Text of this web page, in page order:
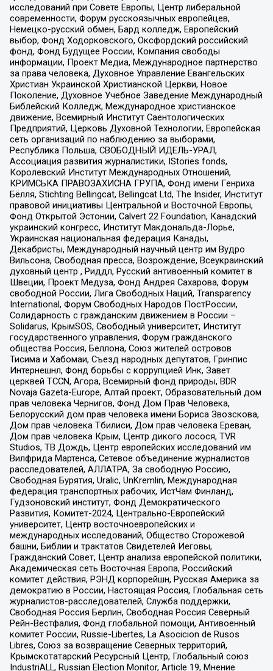
исследований при Совете Европы, Центр либеральной
современности, Форум русскоязычных европейцев,
Немецко-русский обмен, Бард колледж, Европейский
выбор, Фонд Ходорковского, Оксфордский российский
фонд, Фонд Будущее России, Компания свободы
информации, Проект Медиа, Международное партнерство
за права человека, Духовное Управление Евангельских
Христиан Украинской Христианской Церкви, Новое
Поколение, Духовное Учебное Заведение Международный
Библейский Колледж, Международное христианское
движение, Всемирный Институт Саентологических
Предприятий, Церковь Духовной Технологии, Европейская
сеть организаций по наблюдению за выборами,
Республика Польша, СВОБОДНЫЙ ИДЕЛЬ-УРАЛ,
Ассоциация развития журналистики, IStories fonds,
Королевский Институт Международных Отношений,
КРИМСЬКА ПРАВОЗАХИСНА ГРУПА, Фонд имени Генриха
Бёлля, Stichting Bellingcat, Bellingcat Ltd, The Insider, Институт
правовой инициативы Центральной и Восточной Европы,
Фонд Открытой Эстонии, Calvert 22 Foundation, Канадский
украинский конгресс, Институт Макдональда-Лорье,
Украинская национальная федерация Канады,
Декабристы, Международный научный центр им Вудро
Вильсона, Свободная пресса, Возрождение, Всеукраинский
духовный центр , Риддл, Русский антивоенный комитет в
Швеции, Проект Медуза, Фонд Андрея Сахарова, Форум
свободной России, Лига Свободных Наций, Transparеncy
International, Форум Свободных Народов ПостРоссии,
Солидарность с гражданским движением в России –
Solidarus, КрымSOS, Свободный университет, Институт
государственного управления, Форум гражданского
общества Россия, Беллона, Союз жителей островов
Тисима и Хабомаи, Съезд народных депутатов, Гринпис
Интернешнл, Фонд борьбы с коррупцией Инк, Завет
церквей TCCN, Агора, Всемирный фонд природы, BDR
Novaja Gazeta-Europe, Алтай проект, Образовательный дом
прав человека Чернигов, Фонд Дом Прав Человека,
Белорусский дом прав человека имени Бориса Звозскова,
Дом прав человека Тбилиси, Дом прав человека Ереван,
Дом прав человека Крым, Центр дикого лосося, TVR
Studios, ТВ Дождь, Центр европейских исследований им
Вилфрида Мартенса, Сетевое объединение журналистов
расследователей, АЛЛАТРА, За свободную Россию,
Свободная Бурятия, Uralic, UnKremlin, Международная
федерация транспортных рабочих, ИстЧам Финланд,
Гудзоновский институт, Фонд Демократического
Развития, Комитет-2024, Центрально-Европейский
университет, Центр восточноевропейских и
международных исследований, Общество Сторожевой
башни, Библии и трактатов Свидетелей Иеговы,
Гражданский Совет, Центр анализа европейской политики,
Академическая сеть Восточная Европа, Российский
комитет действия, РЭНД корпорейшн, Русская Америка за
демократию в России, Настоящая Россия, Глобальная сеть
журналистов-расследователей, Служба поддержки,
Свободная Россия Берлин, Свободная Россия Северный
Рейн-Вестфалия, Фонд глобальной помощи, Антивоенный
комитет России, Russie-Libertes, La Asocicion de Rusos
Libres, Союз за возвращение Северных территорий,
Крымскотатарский Ресурсный Центр, Глобальный союз
IndustriALL, Russian Election Monitor, Article 19, Мнение